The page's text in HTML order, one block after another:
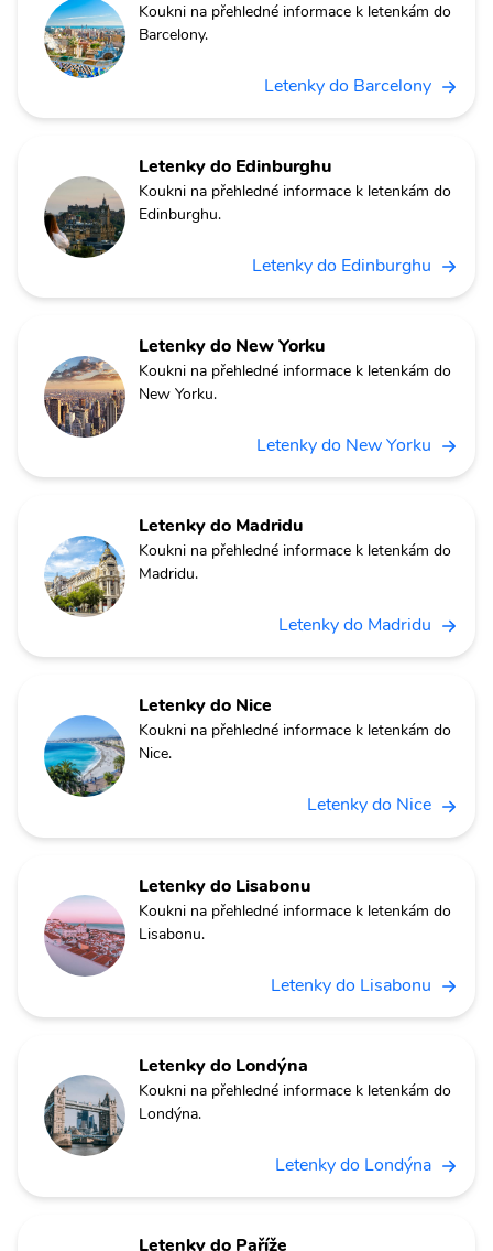
Koukni na přehledné informace k letenkám do
Barcelony.
Letenky do Barcelony
Letenky do Edinburghu
Koukni na přehledné informace k letenkám do
Edinburghu.
Letenky do Edinburghu
Letenky do New Yorku
Koukni na přehledné informace k letenkám do
New Yorku.
Letenky do New Yorku
Letenky do Madridu
Koukni na přehledné informace k letenkám do
Madridu.
Letenky do Madridu
Letenky do Nice
Koukni na přehledné informace k letenkám do
Nice.
Letenky do Nice
Letenky do Lisabonu
Koukni na přehledné informace k letenkám do
Lisabonu.
Letenky do Lisabonu
Letenky do Londýna
Koukni na přehledné informace k letenkám do
Londýna.
Letenky do Londýna
Letenky do Paříže